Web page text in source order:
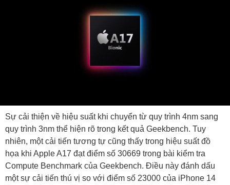
Sự cải thiện về hiệu suất khi chuyển từ quy trình 4nm sang
quy trình 3nm thể hiện rõ trong kết quả Geekbench. Tuy
nhiên, một cải tiến tương tự cũng thấy trong hiệu suất đồ
họa khi Apple A17 đạt điểm số 30669 trong bài kiểm tra
Compute Benchmark của Geekbench. Điều này đánh dấu
một sự cải tiến thú vị so với điểm số 23000 của iPhone 14